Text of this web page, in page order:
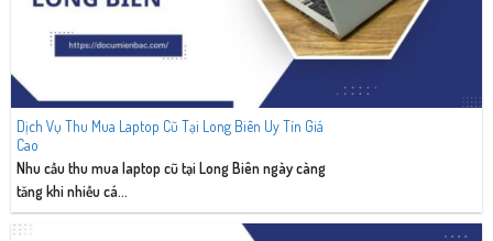
Dịch Vụ Thu Mua Laptop Cũ Tại Long Biên Uy Tín Giá
Cao
Nhu cầu thu mua laptop cũ tại Long Biên ngày càng
tăng khi nhiều cá...